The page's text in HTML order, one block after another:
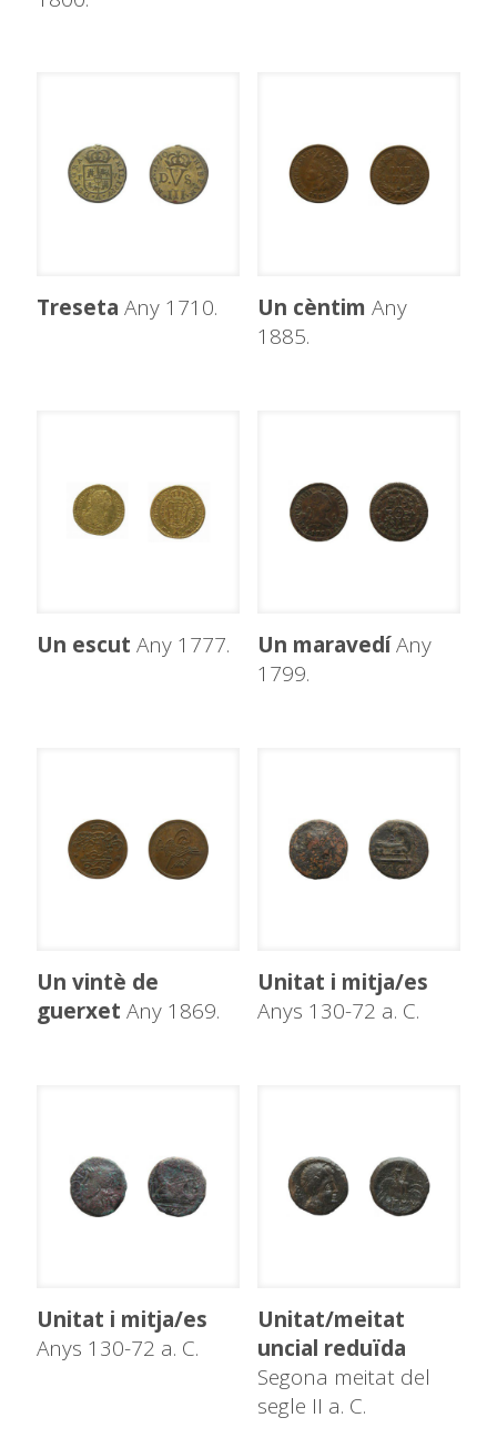
Treseta Any 1710. Un cèntim Any
1885.
Un escut Any 1777. Un maravedíAny
1799.
Un vintè de
guerxet Any 1869.
Unitat i mitja/es
Anys 130-72 a. C.
Unitat i mitja/es
Anys 130-72 a. C.
Unitat/meitat
uncial reduïda
Segona meitat del
segle II a. C.